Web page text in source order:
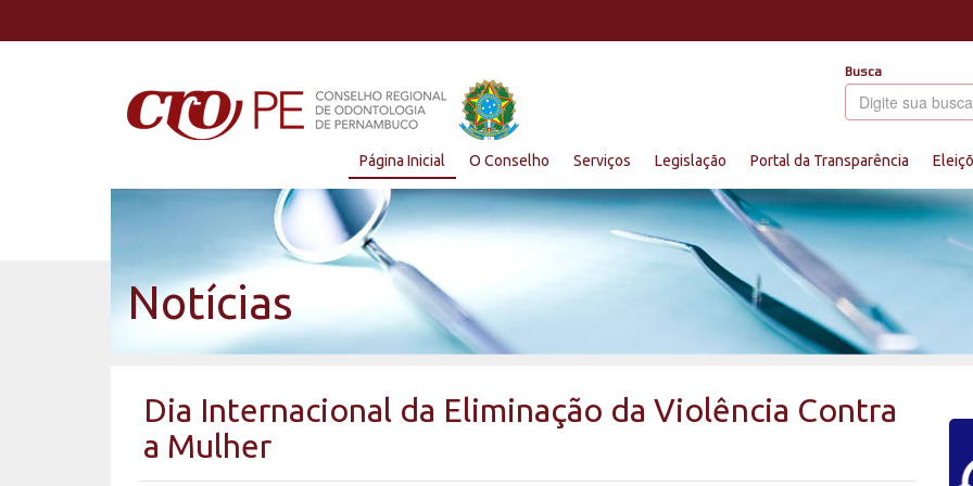
Busca
Página Inicial O Conselho Serviços Legislação Portal da Transparência
Notícias
Dia Internacional da Eliminação da Violência Contra
a Mulher